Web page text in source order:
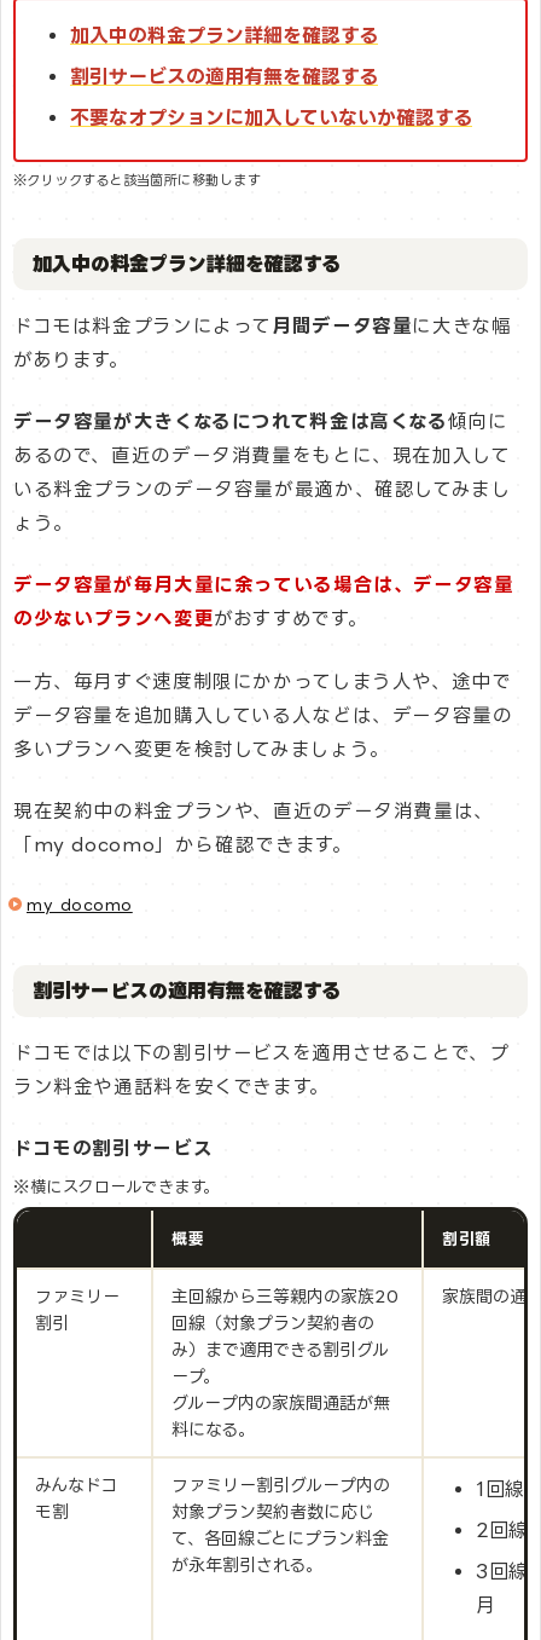
加入中の料金プラン詳細を確認する
割引サービスの適用有無を確認する
不要なオプションに加入していないか確認する
※クリックすると該当箇所に移動します
加入中の料金プラン詳細を確認する
ドコモは料金プランによって 月間データ容量に大きな幅
があります。
データ容量が大きくなるにつれて料金は高くなる傾向に
あるので、直近のデータ消費量をもとに、現在加入して
いる料金プランのデータ容量が最適か、確認してみまし
ょう。
データ容量が毎月大量に余っている場合は、データ容量
の少ないプランへ変更がおすすめです。
一方、毎月すぐ速度制限にかかってしまう人や、途中で
データ容量を追加購入している人などは、データ容量の
多いプランへ変更を検討してみましょう。
現在契約中の料金プランや、直近のデータ消費量は、
「my docomo」から確認できます。
my docomo
割引サービスの適用有無を確認する
ドコモでは以下の割引サービスを適用させることで、プ
ラン料金や通話料を安くできます。
ドコモの割引サービス
※横にスクロールできます。
概要 割引額
ファミリー
割引
主回線から三等親内の家族20
回線（対象プラン契約者の
み）まで適用できる割引グル
ープ。
グループ内の家族間通話が無
料になる。
家族間の通
みんなドコ
モ割
ファミリー割引グループ内の
対象プラン契約者数に応じ
て、各回線ごとにプラン料金
が永年割引される。
1回線
2回線
3回線
月